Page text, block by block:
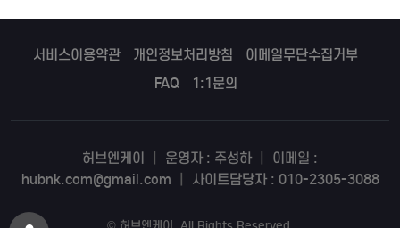
서비스이용약관 개인정보처리방침
이메일무단수집거부
FAQ
1:1문의
허브엔케이 운영자 : 주성하
이메일 :
hubnk.com@gmail.com
사이트담당자 : 010-2305-3088